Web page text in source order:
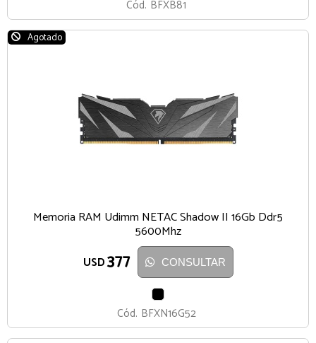
Cód. BFXB81
Agotado
Memoria RAM Udimm NETAC Shadow II 16Gb Ddr5
5600Mhz
USD377 CONSULTAR
Cód. BFXN16G52